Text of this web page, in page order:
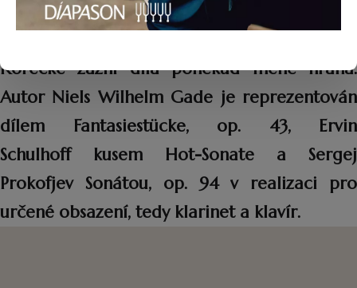
Ve spolupráci s festivalem Věčná naděje 29.
Korecké zazní díla poněkud méně hraná.
Autor Niels Wilhelm Gade je reprezentován
dílem Fantasiestücke, op. 43, Ervin
Schulhoff kusem Hot-Sonate a Sergej
Prokofjev Sonátou, op. 94 v realizaci pro
určené obsazení, tedy klarinet a klavír.